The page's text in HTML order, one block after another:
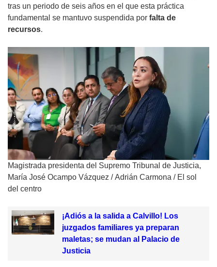
tras un periodo de seis años en el que esta práctica
fundamental se mantuvo suspendida por falta de
recursos.
Magistrada presidenta del Supremo Tribunal de Justicia,
María José Ocampo Vázquez /Adrián Carmona / El sol
del centro
¡Adiós a la salida a Calvillo! Los
juzgados familiares ya preparan
maletas; se mudan al Palacio de
Justicia